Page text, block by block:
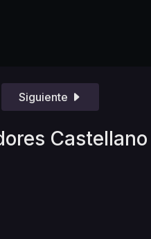
Siguiente
Castellano